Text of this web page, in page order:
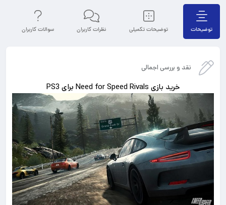
توضیحات توضیحات تکمیلی نظرات کاربران سوالات کاربران
نقد و بررسی اجمالی
خرید بازی Need for Speed Rivals برای PS3